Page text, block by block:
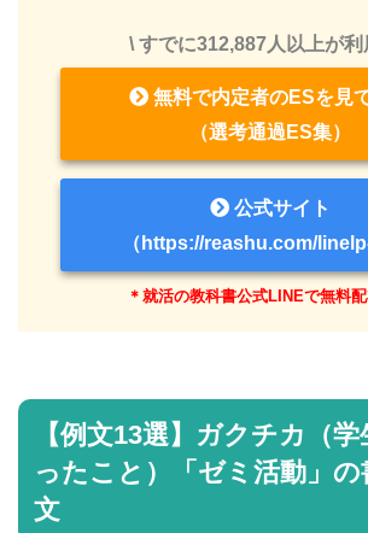
\ すでに312,887人以上が利
無料で内定者のESを見
（選考通過ES集）
公式サイト
（https://reashu.com/linelp-
＊就活の教科書公式LINEで無料配
【例文13選】ガクチカ（
ったこと）「ゼミ活動」の
文